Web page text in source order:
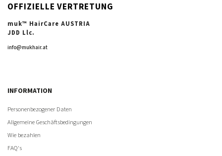
OFFIZIELLE VERTRETUNG
muk™ HairCare AUSTRIA
JDD Llc.
info@mukhair.at
INFORMATION
Personenbezogener Daten
Allgemeine Geschäftsbedingungen
Wie bezahlen
FAQ's